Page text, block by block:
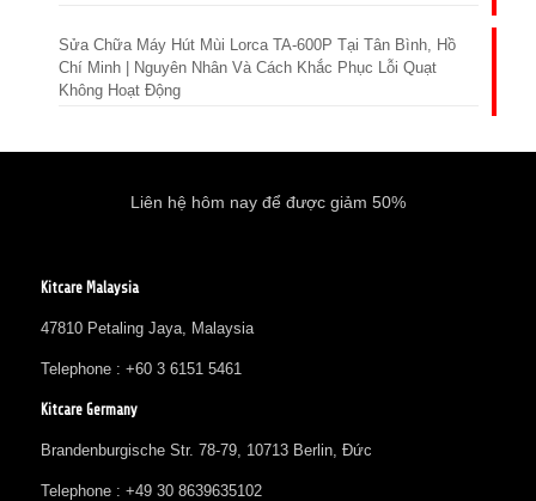
Sửa Chữa Máy Hút Mùi Lorca TA-600P Tại Tân Bình, Hồ
Chí Minh | Nguyên Nhân Và Cách Khắc Phục Lỗi Quạt
Không Hoạt Động
Liên hệ hôm nay để được giảm 50%
Kitcare Malaysia
47810 Petaling Jaya, Malaysia
Telephone : +60 3 6151 5461
Kitcare Germany
Brandenburgische Str. 78-79, 10713 Berlin, Đức
Telephone : +49 30 8639635102